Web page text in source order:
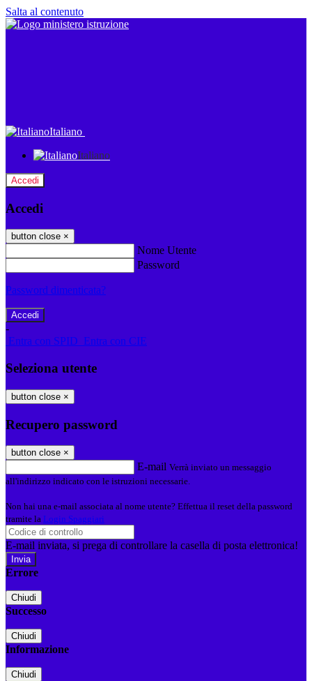
Salta al contenuto
Italiano
Italiano
Accedi
Accedi
button close ×
Nome Utente
Password
Password dimenticata?
-
Entra con SPID Entra con CIE
Seleziona utente
button close ×
Recupero password
button close ×
E-mail Verrà inviato un messaggio
all'indirizzo indicato con le istruzioni necessarie.
Non hai una e-mail associata al nome utente? Effettua il reset della password
tramite la Login Spaggiari
E-mail inviata, si prega di controllare la casella di posta elettronica!
Errore
Chiudi
Successo
Chiudi
Informazione
Chiudi